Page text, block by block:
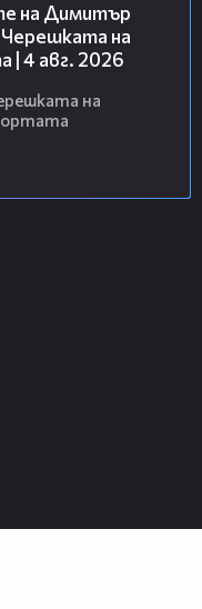
на Димитър
на
| 4 авг. 2026
на